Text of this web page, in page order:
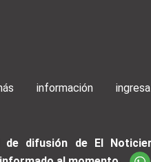
información
de difusión de El